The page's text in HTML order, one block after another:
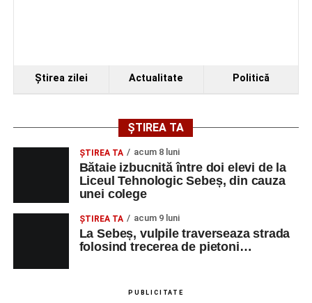
Ştirea zilei Actualitate Politică
ȘTIREA TA
ŞTIREA TA acum 8 luni
Bătaie izbucnită între doi elevi de la
Liceul Tehnologic Sebeș, din cauza
unei colege
ŞTIREA TA acum 9 luni
La Sebeș, vulpile traverseaza strada
folosind trecerea de pietoni…
PUBLICITATE